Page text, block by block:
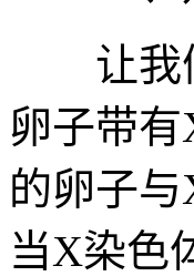
让我们
卵子带
的卵子
当X染色